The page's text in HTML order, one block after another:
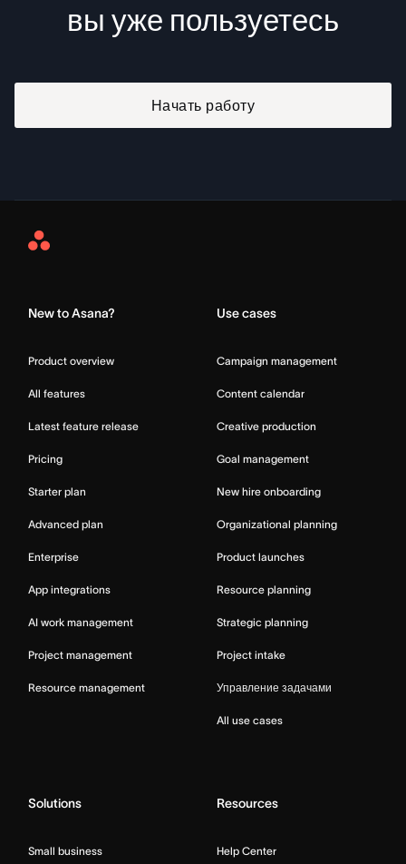
вы уже пользуетесь
Начать работу
Asana
New to Asana?
Product overview
All features
Latest feature release
Pricing
Starter plan
Advanced plan
Enterprise
App integrations
AI work management
Project management
Resource management
Use cases
Campaign management
Content calendar
Creative production
Goal management
New hire onboarding
Organizational planning
Product launches
Resource planning
Strategic planning
Project intake
Управление задачами
All use cases
Solutions
Small business
Resources
Help Center